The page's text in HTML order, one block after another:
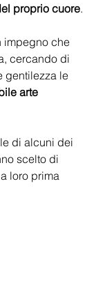
proprio cuore.
impegno che
cercando di
gentilezza le
arte
di alcuni dei
scelto di
loro prima